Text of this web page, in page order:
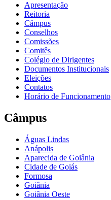
Apresentação
Reitoria
Câmpus
Conselhos
Comissões
Comitês
Colégio de Dirigentes
Documentos Institucionais
Eleições
Contatos
Horário de Funcionamento
Câmpus
Águas Lindas
Anápolis
Aparecida de Goiânia
Cidade de Goiás
Formosa
Goiânia
Goiânia Oeste